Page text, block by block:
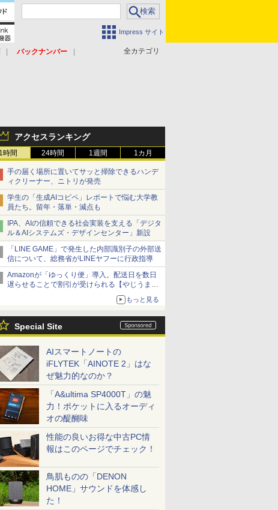
Impress サイト
全カテゴリ
バックナンバー
アクセスランキング
1時間 24時間 1週間 1カ月
手の届く場所に置いてサッと掃除できるハンデ
ィクリーナー、ニトリが発売
学生の「生成AIコピペ」レポートで悩む大学教
員たち。留年・落単・減点も
IPA、AIの信頼できる社会実装を支える「デジタ
ル＆AIシステムズ・デザインセンター」新設
「LINE GAME」で発生した内部識別子の外部送
信について、総務省がLINEヤフーに行政指導
Amazonが「ゆっくり便」導入。配送日を数日
遅らせることで割引が受けられる【やじうま
もっと見る
Special Site
AIスマートノートの
iFLYTEK「AINOTE 2」はな
ぜ魅力的なのか？
「A&ultima SP4000T」の魅
力！ポケットに入るオーディ
オの醍醐味
性能の良いお得な中古PC情
報はこのページでチェック！
鳥肌ものの「DENON
HOME」サウンドを体感し
た！